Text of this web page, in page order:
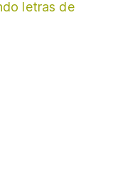
letras de